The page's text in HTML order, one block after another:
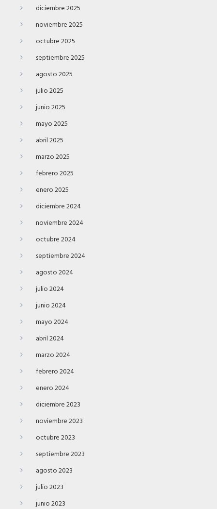
diciembre 2025
noviembre 2025
octubre 2025
septiembre 2025
agosto 2025
julio 2025
junio 2025
mayo 2025
abril 2025
marzo 2025
febrero 2025
enero 2025
diciembre 2024
noviembre 2024
octubre 2024
septiembre 2024
agosto 2024
julio 2024
junio 2024
mayo 2024
abril 2024
marzo 2024
febrero 2024
enero 2024
diciembre 2023
noviembre 2023
octubre 2023
septiembre 2023
agosto 2023
julio 2023
junio 2023